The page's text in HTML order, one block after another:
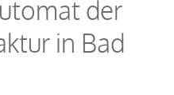
der
in Bad